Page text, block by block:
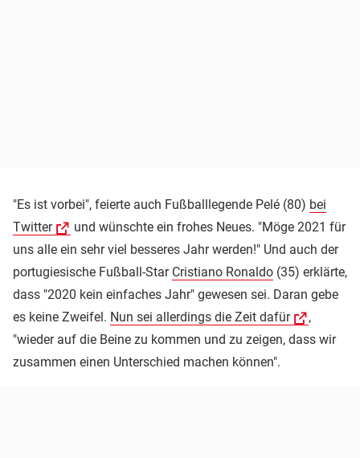
"Es ist vorbei", feierte auch Fußballlegende Pelé (80) bei
Twitter
und wünschte ein frohes Neues. "Möge 2021 für
uns alle ein sehr viel besseres Jahr werden!" Und auch der
portugiesische Fußball-Star Cristiano Ronaldo (35) erklärte,
dass "2020 kein einfaches Jahr" gewesen sei. Daran gebe
es keine Zweifel. Nun sei allerdings die Zeit dafür
,
"wieder auf die Beine zu kommen und zu zeigen, dass wir
zusammen einen Unterschied machen können".